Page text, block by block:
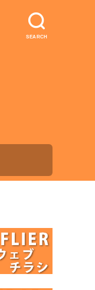
SEARCH